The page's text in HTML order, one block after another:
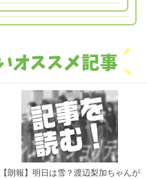
【朗報】明日は雪？渡辺梨加ちゃんが